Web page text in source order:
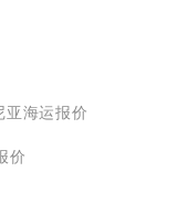
海运报价
价